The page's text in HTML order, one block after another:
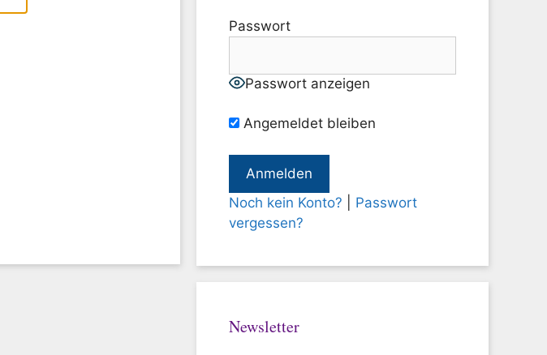
Passwort
Passwort anzeigen
Angemeldet bleiben
Noch kein Konto?
Passwort
vergessen?
Newsletter